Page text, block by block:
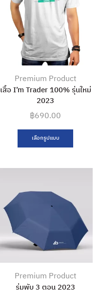
Premium Product
เสื้อ I’m Trader 100% รุ่นใหม่
2023
฿690.00
เลือกรูปแบบ
Premium Product
ร่มพับ 3 ตอน 2023